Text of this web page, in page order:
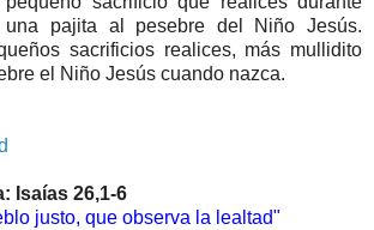
una pajita al pesebre del Niño Jesús.
sacrificios realices, más mullidito
el Niño Jesús cuando nazca.
Isaías 26,1-6
justo, que observa la lealtad"